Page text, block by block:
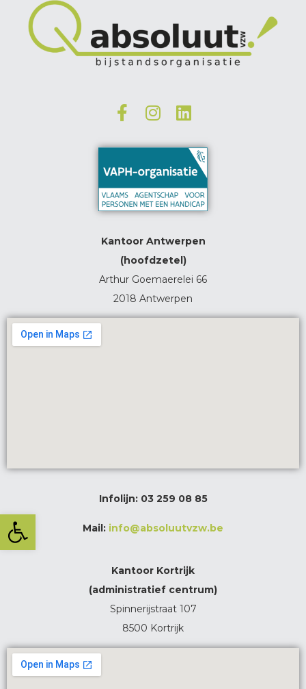
Toolbar openen
Kantoor Antwerpen
(hoofdzetel)
Arthur Goemaerelei 66
2018 Antwerpen
Infolijn: 03 259 08 85
Mail: info@absoluutvzw.be
Kantoor Kortrijk
(administratief centrum)
Spinnerijstraat 107
8500 Kortrijk